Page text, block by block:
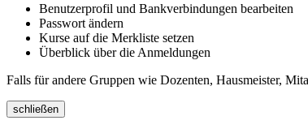
Benutzerprofil und Bankverbindungen bearbeiten
Passwort ändern
Kurse auf die Merkliste setzen
Überblick über die Anmeldungen
Falls für andere Gruppen wie Dozenten, Hausmeister,
schließen